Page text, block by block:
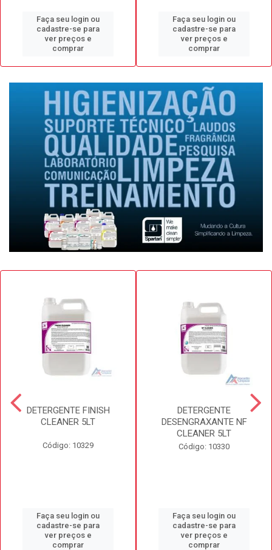
Faça seu login ou
cadastre-se para
ver preços e
comprar
Faça seu login ou
cadastre-se para
ver preços e
comprar
DETERGENTE FINISH
CLEANER 5LT
Código: 10329
Faça seu login ou
cadastre-se para
ver preços e
comprar
DETERGENTE
DESENGRAXANTE NF
CLEANER 5LT
Código: 10330
Faça seu login ou
cadastre-se para
ver preços e
comprar